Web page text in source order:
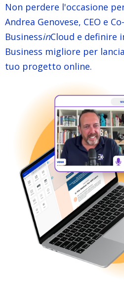
Non perdere l'occasione
Andrea Genovese, CEO e
BusinessinCloud e definire
Business migliore per
tuo progetto online.